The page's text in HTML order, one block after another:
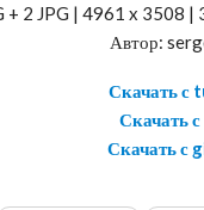
+ 2 JPG | 4961 x 3508
Автор:
Скачать с
Скачать
Скачать с